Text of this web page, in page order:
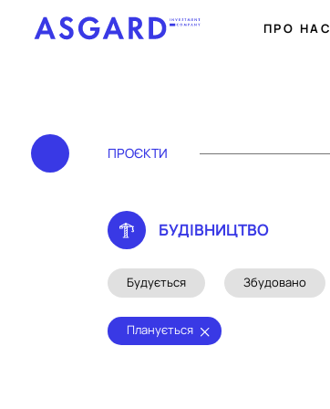
ПРО НАС
ПРОЄКТИ
БУДIВНИЦТВО
Будується Збудовано
Планується